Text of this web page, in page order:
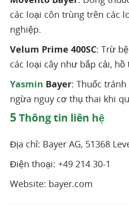
các loại côn trùng trên các
nghiệp.
Velum Prime 400SC: Trừ
các loại cây như bắp cải, hồ
Yasmin Bayer: Thuốc
ngừa nguy cơ thụ thai khi
5 Thông tin liên hệ
Địa chỉ: Bayer AG, 51368
Điện thoại: +49 214 30-1
Website: bayer.com